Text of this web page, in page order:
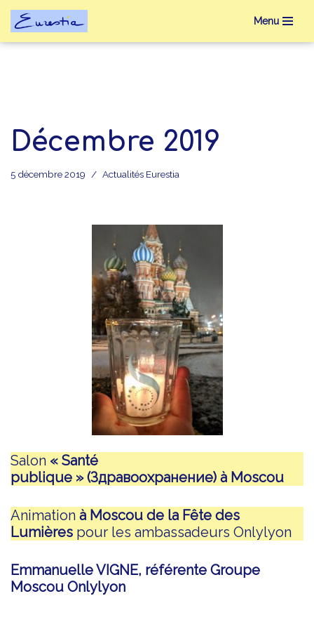
Menu
Décembre 2019
5 décembre 2019 Actualités Eurestia
Salon « Santé
publique » (Здравоохранение) à Moscou
Animation à Moscou de la Fête des
Lumières pour les ambassadeurs Onlylyon
Emmanuelle VIGNE, référente Groupe
Moscou Onlylyon